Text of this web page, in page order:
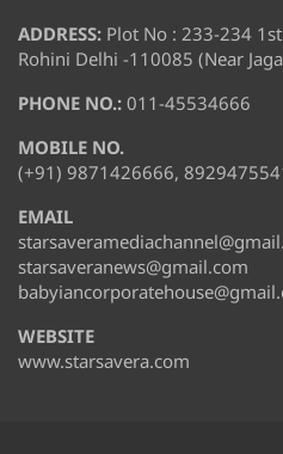
ADDRESS: Plot No : 233-234
Rohini Delhi -110085 (Near
PHONE NO.: 011-45534666
MOBILE NO.
(+91) 9871426666,
EMAIL
starsaveranews@gmail.com
WEBSITE
www.starsavera.com